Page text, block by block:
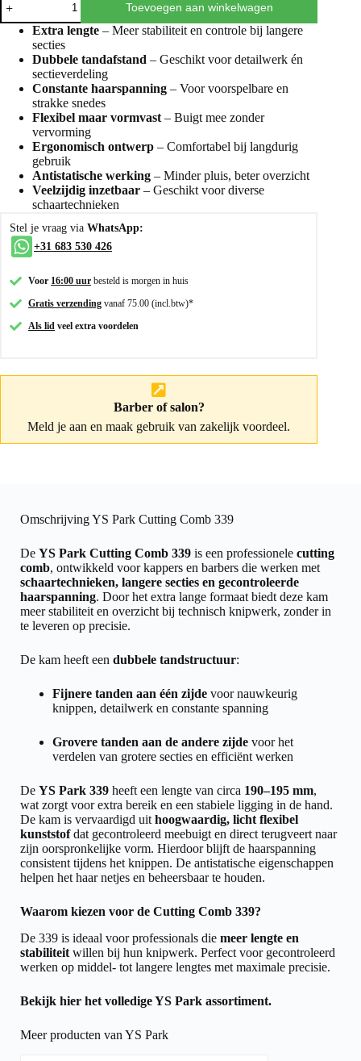
Toevoegen aan winkelwagen
Extra lengte – Meer stabiliteit en controle bij langere
secties
Dubbele tandafstand – Geschikt voor detailwerk én
sectieverdeling
Constante haarspanning – Voor voorspelbare en
strakke snedes
Flexibel maar vormvast – Buigt mee zonder
vervorming
Ergonomisch ontwerp – Comfortabel bij langdurig
gebruik
Antistatische werking – Minder pluis, beter overzicht
Veelzijdig inzetbaar – Geschikt voor diverse
schaartechnieken
Stel je vraag via WhatsApp:
+31 683 530 426
Voor 16:00 uur besteld is morgen in huis
Gratis verzending vanaf 75.00 (incl.btw)*
Als lid veel extra voordelen
Barber of salon?
Meld je aan en maak gebruik van zakelijk voordeel.
Omschrijving YS Park Cutting Comb 339
De YS Park Cutting Comb 339 is een professionele cutting
comb, ontwikkeld voor kappers en barbers die werken met
schaartechnieken, langere secties en gecontroleerde
haarspanning. Door het extra lange formaat biedt deze kam
meer stabiliteit en overzicht bij technisch knipwerk, zonder in
te leveren op precisie.
De kam heeft een dubbele tandstructuur:
Fijnere tanden aan één zijde voor nauwkeurig
knippen, detailwerk en constante spanning
Grovere tanden aan de andere zijde voor het
verdelen van grotere secties en efficiënt werken
De YS Park 339 heeft een lengte van circa 190–195 mm,
wat zorgt voor extra bereik en een stabiele ligging in de hand.
De kam is vervaardigd uit hoogwaardig, licht flexibel
kunststofdat gecontroleerd meebuigt en direct terugveert naar
zijn oorspronkelijke vorm. Hierdoor blijft de haarspanning
consistent tijdens het knippen. De antistatische eigenschappen
helpen het haar netjes en beheersbaar te houden.
Waarom kiezen voor de Cutting Comb 339?
De 339 is ideaal voor professionals die meer lengte en
stabiliteit willen bij hun knipwerk. Perfect voor gecontroleerd
werken op middel- tot langere lengtes met maximale precisie.
Bekijk hier het volledigeYS Park assortiment.
Meer producten van YS Park